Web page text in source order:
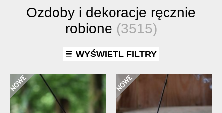
Ozdoby i dekoracje ręcznie
robione (3515)
WYŚWIETL FILTRY